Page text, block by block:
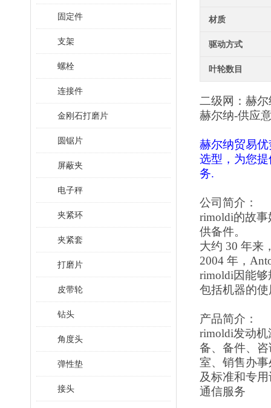
固定件
支架
螺栓
连接件
金刚石打磨片
圆锯片
屏蔽夹
电子秤
夹紧环
夹紧套
打磨片
皮带轮
钻头
角度头
弹性垫
接头
材质
驱动方式
叶轮数目
二级网：赫尔
赫尔纳-供应
赫尔纳贸易
选型，为您
务.
公司简介：
rimoldi的故事
供备件。
大约 30 年来
2004 年，
rimoldi因能
包括机器的
产品简介：
rimoldi发动
备、备件、
室、销售办
及标准和专
通信服务